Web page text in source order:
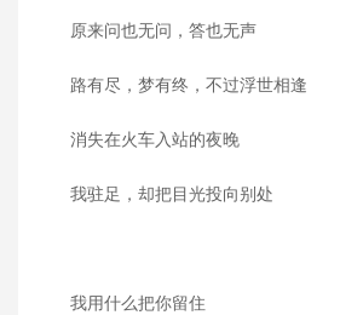
原来问也无问，答也无声
路有尽，梦有终，不过浮世相逢
消失在火车入站的夜晚
我驻足，却把目光投向别处
我用什么把你留住